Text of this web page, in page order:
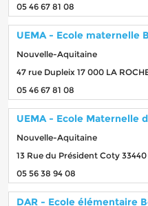
05 46 67 81 08
UEMA - Ecole maternelle
Nouvelle-Aquitaine
47 rue Dupleix 17 000 LA
05 46 67 81 08
UEMA - Ecole Maternelle
Nouvelle-Aquitaine
13 Rue du Président Coty 33440
05 56 38 94 08
DAR - Ecole élémentaire